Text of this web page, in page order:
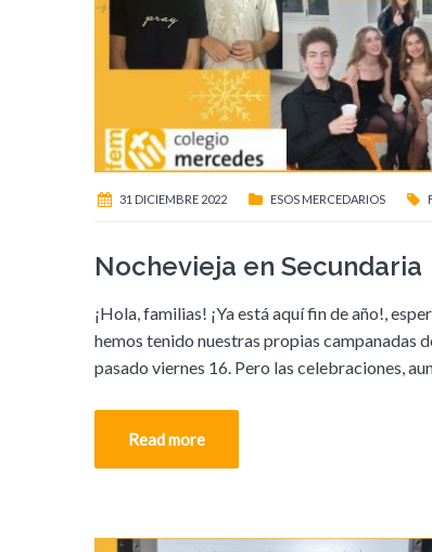
31 DICIEMBRE 2022 ESOS MERCEDARIOS
Nochevieja en Secundaria
¡Hola, familias! ¡Ya está aquí fin de año!,
hemos tenido nuestras propias campanadas
pasado viernes 16. Pero las celebraciones,
Read more